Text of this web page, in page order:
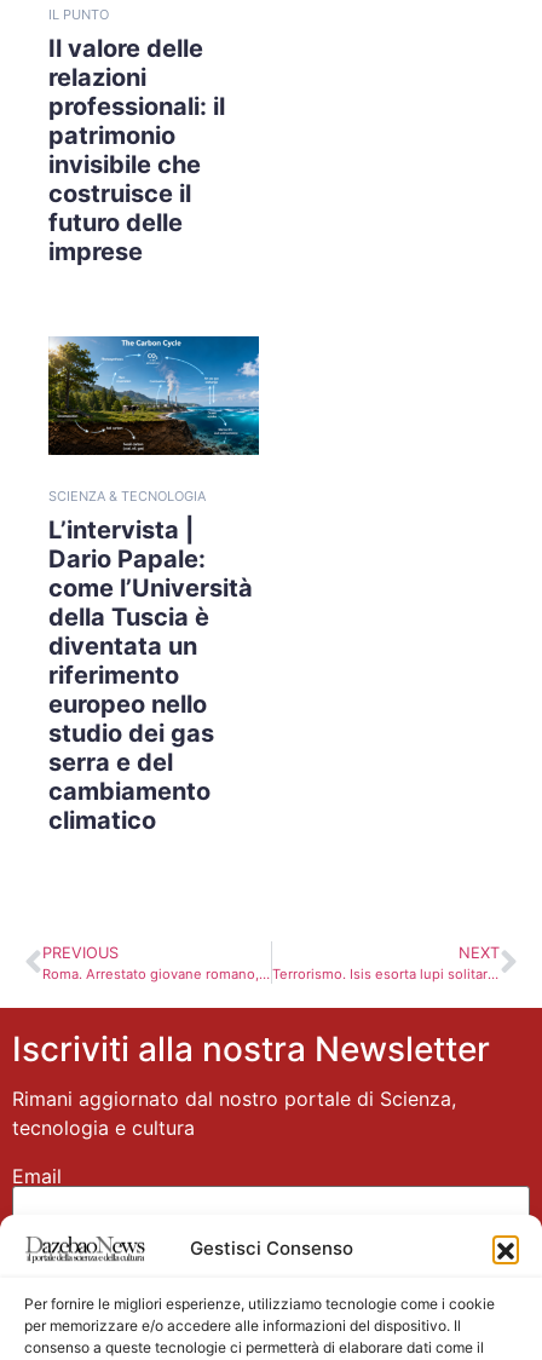
Gestisci Consenso
Per fornire le migliori esperienze, utilizziamo tecnologie come i cookie
per memorizzare e/o accedere alle informazioni del dispositivo. Il
consenso a queste tecnologie ci permetterà di elaborare dati come il
IL PUNTO
Il valore delle
relazioni
professionali: il
patrimonio
invisibile che
costruisce il
futuro delle
imprese
SCIENZA & TECNOLOGIA
L’intervista |
Dario Papale:
come l’Università
della Tuscia è
diventata un
riferimento
europeo nello
studio dei gas
serra e del
cambiamento
climatico
PREVIOUS
Roma. Arrestato giovane romano, nascondeva in una cassaforte ingenti quantitativi di droga
NEXT
Terrorismo. Isis esorta lupi solitari ad attaccare Europa e Stati Uniti
Iscriviti alla nostra Newsletter
Rimani aggiornato dal nostro portale di Scienza,
tecnologia e cultura
Email
Nome